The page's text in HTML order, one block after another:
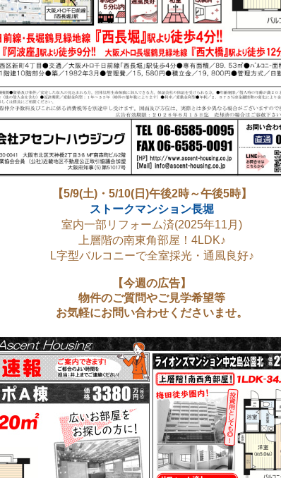
【5/9(土)・5/10(日)午後2時～午後5時】
ストークマンション長堀
室内一部リフォーム済(2025年11月)
上層階の南東角部屋！4LDK♪
L字型バルコニーで全室採光・通風良好♪
【今週の広告】
物件のご質問やご見学希望等
お気軽にお問い合わせくださいませ。